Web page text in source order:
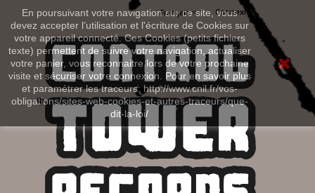
En poursuivant votre navigation sur ce site, vous
devez accepter l’utilisation et l'écriture de Cookies sur
votre appareil connecté. Ces Cookies (petits fichiers
texte) permettent de suivre votre navigation, actualiser
votre panier, vous reconnaitre lors de votre prochaine
visite et sécuriser votre connexion. Pour en savoir plus
et paramétrer les traceurs: http://www.cnil.fr/vos-
obligations/sites-web-cookies-et-autres-traceurs/que-
dit-la-loi/
Connexion
Français